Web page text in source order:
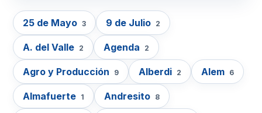
25 de Mayo 3 9 de Julio 2
A. del Valle 2 Agenda 2
Agro y Producción 9 Alberdi 2 Alem 6
Almafuerte 1 Andresito 8